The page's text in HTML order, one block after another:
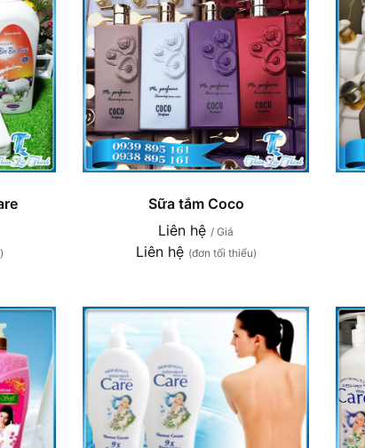
Sữa tắm Coco
Liên hệ / Giá
Liên hệ (đơn tối thiểu)